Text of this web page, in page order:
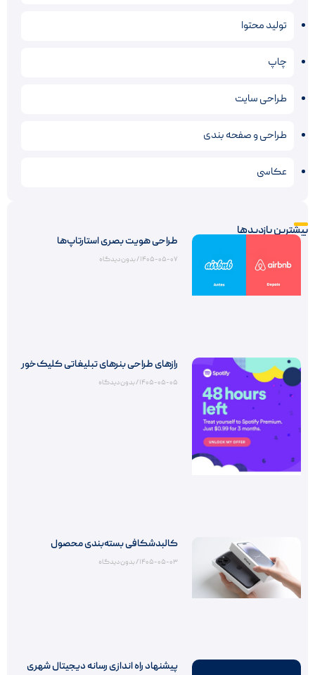
تولید محتوا
چاپ
طراحی سایت
طراحی و صفحه بندی
عکاسی
بیشترین بازدیدها
طراحی هویت بصری استارتاپ‌ها
۱۴۰۵-۰۵-۰۷ بدون دیدگاه
رازهای طراحی بنرهای تبلیغاتی کلیک‌خور
۱۴۰۵-۰۵-۰۵ بدون دیدگاه
کالبدشکافی بسته‌بندی محصول
۱۴۰۵-۰۵-۰۳ بدون دیدگاه
پیشنهاد راه اندازی رسانه دیجیتال شهری